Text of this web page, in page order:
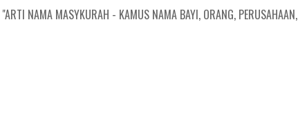
NAMA MASYKURAH - KAMUS NAMA BAYI, ORANG, PERUSAHAAN,